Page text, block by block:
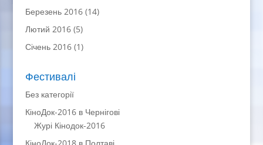
Березень 2016(14)
Лютий 2016(5)
Січень 2016(1)
Фестивалі
Без категорії
КіноДок-2016 в Чернігові
Журі Кінодок-2016
КіноДок-2018 в Полтаві